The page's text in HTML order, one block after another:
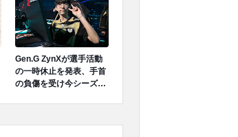
Gen.G ZynXが選手活動
の一時休止を発表、手首
の負傷を受け今シーズン